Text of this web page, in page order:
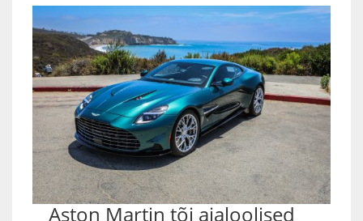
Aston Martin tõi ajaloolised